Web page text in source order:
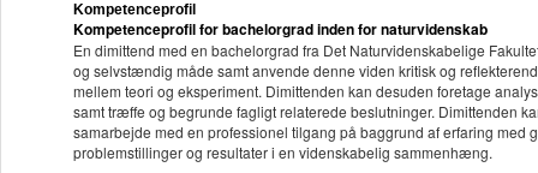
Kompetenceprofil
Kompetenceprofil for bachelorgrad inden for naturvidenskab
En dimittend med en bachelorgrad fra Det Naturvidenskabelige
og selvstændig måde samt anvende denne viden kritisk og
mellem teori og eksperiment. Dimittenden kan desuden foretage
samt træffe og begrunde fagligt relaterede beslutninger. Dimittenden
samarbejde med en professionel tilgang på baggrund af erfaring
problemstillinger og resultater i en videnskabelig sammenhæng.